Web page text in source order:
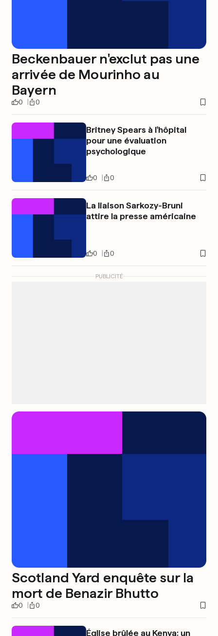
Beckenbauer n'exclut pas une
arrivée de Mourinho au
Bayern
0 0
Britney Spears à l'hôpital
pour une évaluation
psychologique
0 0
La liaison Sarkozy-Bruni
attire la presse américaine
0 0
PUBLICITÉ
Scotland Yard enquête sur la
mort de Benazir Bhutto
0 0
Église brûlée au Kenya: un